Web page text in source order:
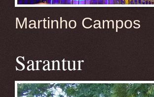
Martinho Campos
Sarantur